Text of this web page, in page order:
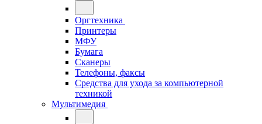
Оргтехника
Принтеры
МФУ
Бумага
Сканеры
Телефоны, факсы
Средства для ухода за компьютерной
техникой
Мультимедия